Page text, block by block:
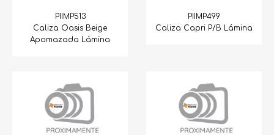
PIIMP513
Caliza Oasis Beige
Apomazada Lámina
PIIMP499
Caliza Capri P/B Lámina